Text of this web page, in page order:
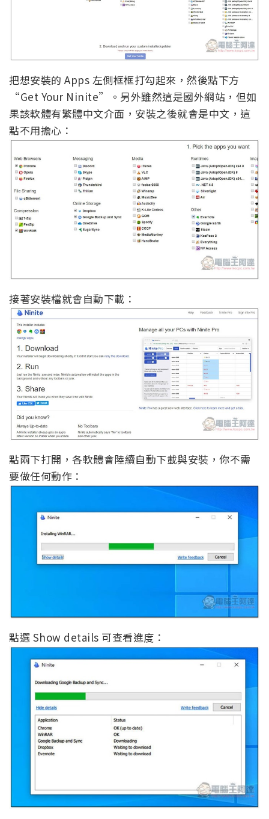
把想安裝的 Apps 左側框框打勾起來，然後點下方
“Get Your Ninite”。另外雖然這是國外網站，但如
果該軟體有繁體中文介面，安裝之後就會是中文，這
點不用擔心：
接著安裝檔就會自動下載：
點兩下打開，各軟體會陸續自動下載與安裝，你不需
要做任何動作：
點選 Show details 可查看進度：